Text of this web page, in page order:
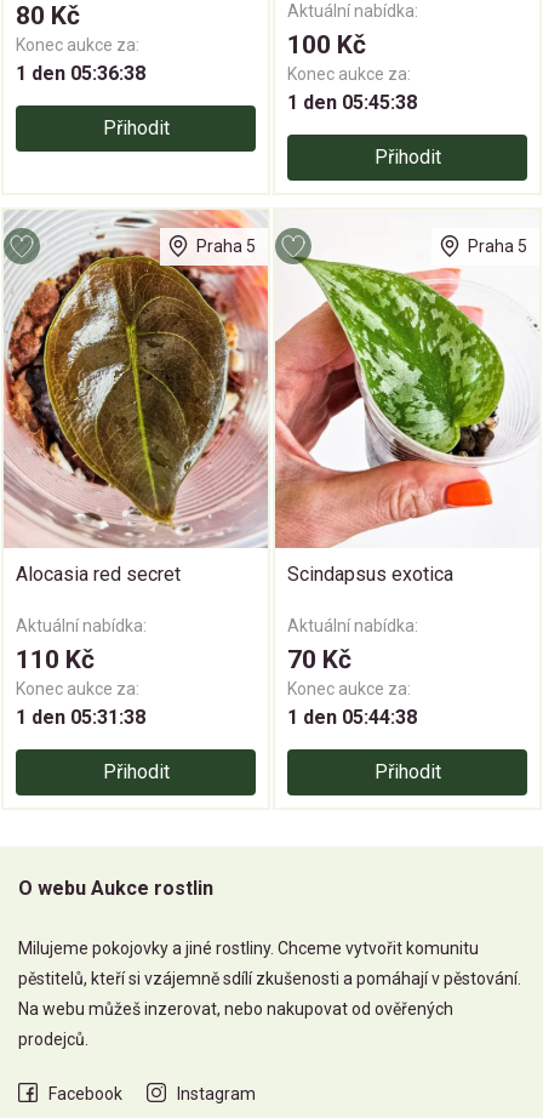
80 Kč
Konec aukce za:
1 den 05:36:37
Přihodit
Aktuální nabídka:
100 Kč
Konec aukce za:
1 den 05:45:37
Přihodit
Praha 5
Alocasia red secret
Aktuální nabídka:
110 Kč
Konec aukce za:
1 den 05:31:37
Přihodit
Praha 5
Scindapsus exotica
Aktuální nabídka:
70 Kč
Konec aukce za:
1 den 05:44:37
Přihodit
O webu Aukce rostlin
Milujeme pokojovky a jiné rostliny. Chceme vytvořit komunitu
pěstitelů, kteří si vzájemně sdílí zkušenosti a pomáhají v pěstování.
Na webu můžeš inzerovat, nebo nakupovat od ověřených
prodejců.
Facebook Instagram